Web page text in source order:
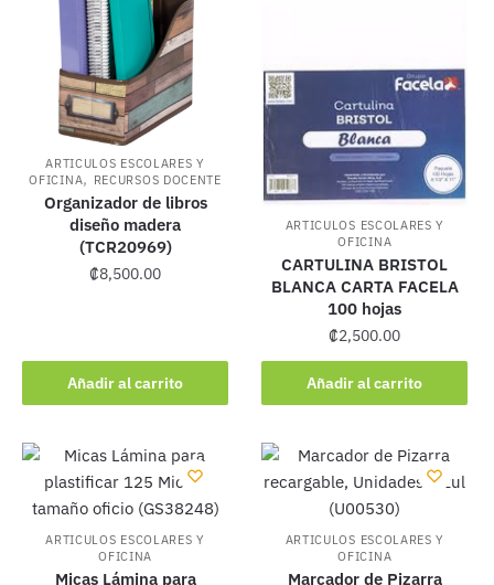
ARTICULOS ESCOLARES Y
OFICINA, RECURSOS DOCENTE
Organizador de libros
diseño madera
(TCR20969)
₡8,500.00
Añadir al carrito
ARTICULOS ESCOLARES Y
OFICINA
CARTULINA BRISTOL
BLANCA CARTA FACELA
100 hojas
₡2,500.00
Añadir al carrito
ARTICULOS ESCOLARES Y
OFICINA
Micas Lámina para
ARTICULOS ESCOLARES Y
OFICINA
Marcador de Pizarra